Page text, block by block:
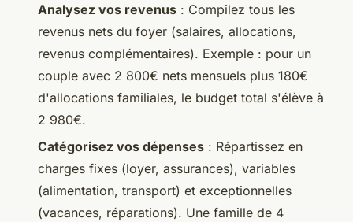
Analysez vos revenus : Compilez tous les
revenus nets du foyer (salaires, allocations,
revenus complémentaires). Exemple : pour un
couple avec 2 800€ nets mensuels plus 180€
d'allocations familiales, le budget total s'élève à
2 980€.
Catégorisez vos dépenses : Répartissez en
charges fixes (loyer, assurances), variables
(alimentation, transport) et exceptionnelles
(vacances, réparations). Une famille de 4